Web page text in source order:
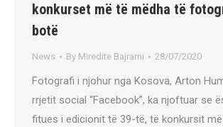
konkurset më të mëdha të
botë
News By Miredite Bajrami 28/07/2020
Fotografi i njohur nga Kosova, Arton
rrjetit social “Facebook”, ka njoftuar se
fitues i edicionit të 39-të, të konkursit